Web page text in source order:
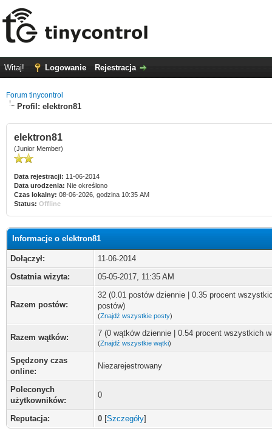
Witaj! Logowanie Rejestracja
Forum tinycontrol
Profil: elektron81
elektron81
(Junior Member)
Data rejestracji: 11-06-2014
Data urodzenia: Nie określono
Czas lokalny: 08-06-2026, godzina 10:35 AM
Status: Offline
Informacje o elektron81
Dołączył:
11-06-2014
Ostatnia wizyta:
05-05-2017, 11:35 AM
Razem postów:
32 (0.01 postów dziennie | 0.35 procent
postów)
(Znajdź wszystkie posty)
Razem wątków: 7 (0 wątków dziennie | 0.54 procent wszystkich
(Znajdź wszystkie wątki)
Spędzony czas
online:
Niezarejestrowany
Poleconych
użytkowników:
0
Reputacja: 0 [Szczegóły]